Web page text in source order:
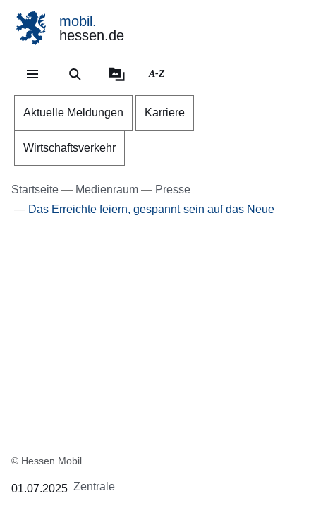
mobil.
hessen.de
A-Z
Aktuelle Meldungen Karriere
Wirtschaftsverkehr
Startseite Medienraum
Presse
Das Erreichte feiern, gespannt sein auf das Neue
© Hessen Mobil
01.07.2025 Zentrale